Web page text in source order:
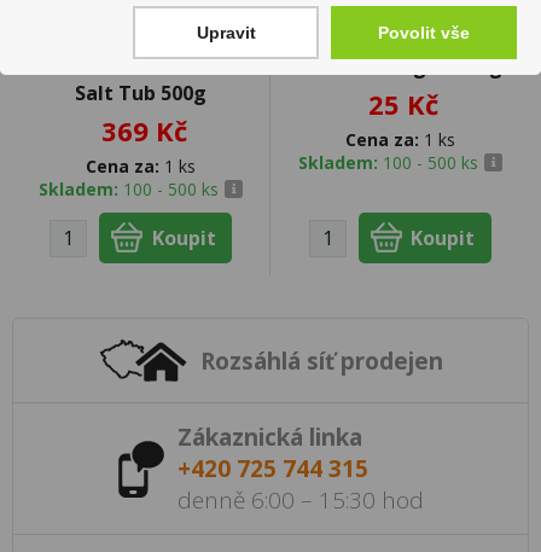
Maldon Smoked Sea
Salt Tub 500g
369 Kč
Cena za: 1 ks
Skladem: 100 - 500 ks
Bon Pari Original 90g
25 Kč
Cena za: 1 ks
Skladem: 100 - 500 ks
Rozsáhlá síť prodejen
Zákaznická linka
+420 725 744 315
denně 6:00 – 15:30 hod
Upravit Povolit vše